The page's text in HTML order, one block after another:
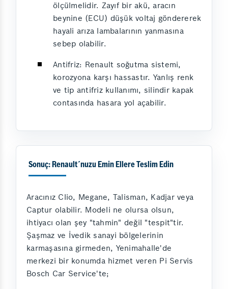
ölçülmelidir. Zayıf bir akü, aracın
beynine (ECU) düşük voltaj göndererek
hayali arıza lambalarının yanmasına
sebep olabilir.
Antifriz: Renault soğutma sistemi,
korozyona karşı hassastır. Yanlış renk
ve tip antifriz kullanımı, silindir kapak
contasında hasara yol açabilir.
Sonuç: Renault´nuzu Emin Ellere Teslim Edin
Aracınız Clio, Megane, Talisman, Kadjar veya
Captur olabilir. Modeli ne olursa olsun,
ihtiyacı olan şey "tahmin" değil "tespit"tir.
Şaşmaz ve İvedik sanayi bölgelerinin
karmaşasına girmeden, Yenimahalle'de
merkezi bir konumda hizmet veren Pi Servis
Bosch Car Service'te;